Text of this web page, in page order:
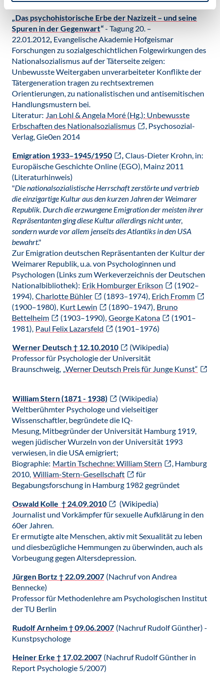
„ Das psychohistorische Erbe der Nazizeit – und seine
Spuren in der Gegenwart“- Tagung 20. –
22.01.2012 Evangelische Akademie Hofgeismar
Forschungen zu sozialgeschichtlichen Folgewirkungen des
Nationalsozialismus auf der Täterseite zeigen:
Unbewusste Weitergaben unverarbeiteter Konflikte der
Tätergeneration tragen zu rechtsextremen
Orientierungen, zu nationalistischen und antisemitischen
Handlungsmustern bei.
Literatur: Jan Lohl & Angela Moré (Hg.): Unbewusste
Erbschaften des Nationalsozialismus
, Psychosozial-
Verlag, Gie0en 2014
Emigration 1933–1945/1950
Claus-Dieter Krohn, in:
Europäische Geschichte Online (EGO), Mainz 2011
(Literaturhinweis)
"Die nationalsozialistische Herrschaft zerstörte und vertrieb
die einzigartige Kultur aus den kurzen Jahren der Weimarer
Republik. Durch die erzwungene Emigration der meisten ihrer
Repräsentanten ging diese Kultur allerdings nicht unter,
sondern wurde vor allem jenseits des Atlantiks in den USA
bewahrt."
Zur Emigration deutschen Repräsentanten der Kultur der
Weimarer Republik, u.a. von Psychologinnen und
Psychologen (Links zum Werkeverzeichnis der Deutschen
Nationalbibliothek): Erik Homburger Erikson
(1902–
1994), Charlotte Bühler (1893–1974), Erich Fromm
(1900–1980), Kurt Lewin (1890–1947), Bruno
Bettelheim
(1903–1990), George Katona
(1901–
1981), Paul Felix Lazarsfeld
(1901–1976)
Werner Deutsch † 12.10.2010
(Wikipedia)
Professor für Psychologie der Universität
Braunschweig,
„Werner Deutsch Preis für Junge Kunst“
William Stern (1871 - 1938)
(Wikipedia)
Weltberühmter Psychologe und vielseitiger
Wissenschaftler, begründete die IQ-
Mesung, Mitbegründer der Universität Hamburg 1919,
wegen jüdischer Wurzeln von der Universität 1993
verwiesen, in die USA emigriert;
Biographie: Martin Tschechne: William Stern
, Hamburg
2010, William-Stern-Gesellschaft
für
Begabungsforschung in Hamburg 1982 gegründet
Oswald Kolle † 24.09.2010
(Wikipedia)
Journalist und Vorkämpfer für sexuelle Aufklärung in den
60er Jahren.
Er ermutigte alte Menschen, aktiv mit Sexualität zu leben
und diesbezügliche Hemmungen zu überwinden, auch als
Vorbeugung gegen Altersdepression.
Jürgen Bortz † 22.09.2007 (Nachruf von Andrea
Bennecke)
Professor für Methodenlehre am Psychologischen Institut
der TU Berlin
Rudolf Arnheim † 09.06.2007 (Nachruf Rudolf Günther) -
Kunstpsychologe
Heiner Erke † 17.02.2007 (Nachruf Rudolf Günther in
Report Psychologie 5/2007)